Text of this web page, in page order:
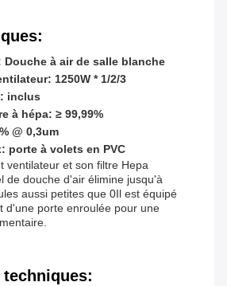
à air de salle blanche
1250W * 1/2/3
inclus
à hépa: ≥ 99,99%
@ 0,3um
porte à volets en PVC
ventilateur et son filtre Hepa
de douche d'air élimine jusqu'à
aussi petites que 0Il est équipé
d'une porte enroulée pour une
techniques: